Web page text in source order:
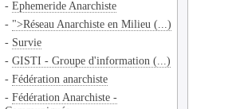
-Ephemeride Anarchiste
- ">Réseau Anarchiste en Milieu (...)
- Survie
-GISTI - Groupe d'information (...)
-Fédération anarchiste
-Fédération Anarchiste -